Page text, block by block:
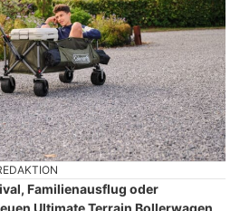
Familienausflug oder
Ultimate Terrain Bollerwagen